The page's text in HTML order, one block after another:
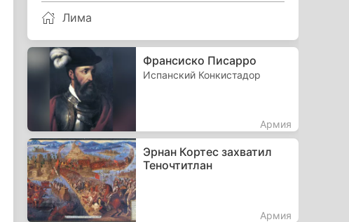
Лима
Франсиско Писарро
Испанский Конкистадор
Армия
Эрнан Кортес захватил
Теночтитлан
Армия